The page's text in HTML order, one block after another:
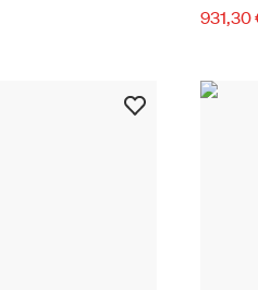
931,30